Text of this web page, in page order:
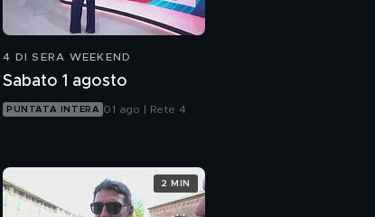
4 DI SERA WEEKEND
Sabato 1 agosto
PUNTATA INTERA 01 ago | Rete 4
2 MIN